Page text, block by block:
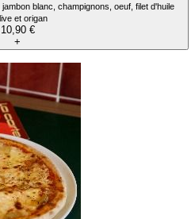
blanc, champignons, oeuf, filet d'huile
et origan
10,90 €
+